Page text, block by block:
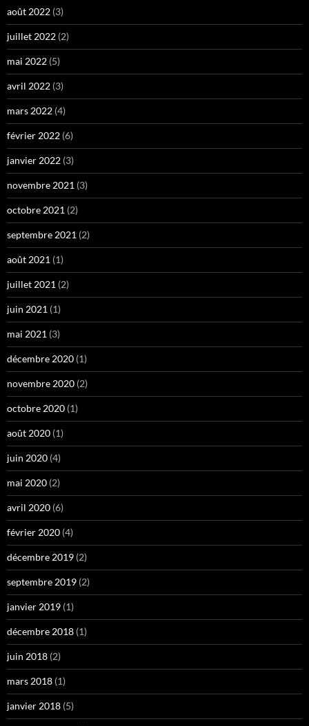
août 2022 (3)
juillet 2022 (2)
mai 2022 (5)
avril 2022 (3)
mars 2022 (4)
février 2022 (6)
janvier 2022 (3)
novembre 2021 (3)
octobre 2021 (2)
septembre 2021 (2)
août 2021 (1)
juillet 2021 (2)
juin 2021 (1)
mai 2021 (3)
décembre 2020 (1)
novembre 2020 (2)
octobre 2020 (1)
août 2020 (1)
juin 2020 (4)
mai 2020 (2)
avril 2020 (6)
février 2020 (4)
décembre 2019 (2)
septembre 2019 (2)
janvier 2019 (1)
décembre 2018 (1)
juin 2018 (2)
mars 2018 (1)
janvier 2018 (5)